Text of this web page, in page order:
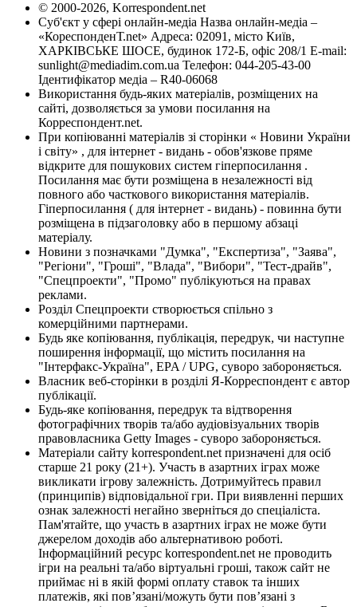
© 2000-2026, Korrespondent.net
Суб'єкт у сфері онлайн-медіа Назва онлайн-медіа –
«КореспонденТ.net» Адреса: 02091, місто Київ,
ХАРКІВСЬКЕ ШОСЕ, будинок 172-Б, офіс 208/1 E-mail:
sunlight@mediadim.com.ua Телефон: 044-205-43-00
Ідентифікатор медіа – R40-06068
Використання будь-яких матеріалів, розміщених на
сайті, дозволяється за умови посилання на
Корреспондент.net.
При копіюванні матеріалів зі сторінки « Новини України
і світу» , для інтернет - видань - обов'язкове пряме
відкрите для пошукових систем гіперпосилання .
Посилання має бути розміщена в незалежності від
повного або часткового використання матеріалів.
Гіперпосилання ( для інтернет - видань) - повинна бути
розміщена в підзаголовку або в першому абзаці
матеріалу.
Новини з позначками "Думка", "Експертиза", "Заява",
"Регіони", "Гроші", "Влада", "Вибори", "Тест-драйв",
"Спецпроекти", "Промо" публікуються на правах
реклами.
Розділ Спецпроекти створюється спільно з
комерційними партнерами.
Будь яке копіювання, публікація, передрук, чи наступне
поширення інформації, що містить посилання на
"Інтерфакс-Україна", EPA / UPG, суворо забороняється.
Власник веб-сторінки в розділі Я-Корреспондент є автор
публікації.
Будь-яке копіювання, передрук та відтворення
фотографічних творів та/або аудіовізуальних творів
правовласника Getty Images - суворо забороняється.
Матеріали сайту korrespondent.net призначені для осіб
старше 21 року (21+). Участь в азартних іграх може
викликати ігрову залежність. Дотримуйтесь правил
(принципів) відповідальної гри. При виявленні перших
ознак залежності негайно зверніться до спеціаліста.
Пам'ятайте, що участь в азартних іграх не може бути
джерелом доходів або альтернативою роботі.
Інформаційний ресурс korrespondent.net не проводить
ігри на реальні та/або віртуальні гроші, також сайт не
приймає ні в якій формі оплату ставок та інших
платежів, які пов’язані/можуть бути пов’язані з